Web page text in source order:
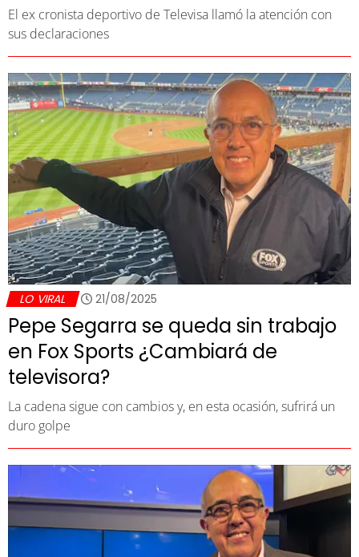
El ex cronista deportivo de Televisa llamó la atención con
sus declaraciones
LO VIRAL 21/08/2025
Pepe Segarra se queda sin trabajo
en Fox Sports ¿Cambiará de
televisora?
La cadena sigue con cambios y, en esta ocasión, sufrirá un
duro golpe